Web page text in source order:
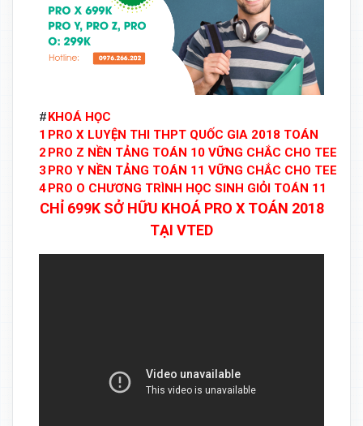
#KHOÁ HỌC
1 PRO X LUYỆN THI THPT QUỐC GIA 2018 TOÁN
2 PRO Z NỀN TẢNG TOÁN 10 VỮNG CHẮC CHO TEEN
3 PRO Y NỀN TẢNG TOÁN 11 VỮNG CHẮC CHO TEEN
4PRO O CHƯƠNG TRÌNH HỌC SINH GIỎI TOÁN 11
CHỈ 699K SỞ HỮU KHOÁ PRO X TOÁN 2018
TẠI VTED